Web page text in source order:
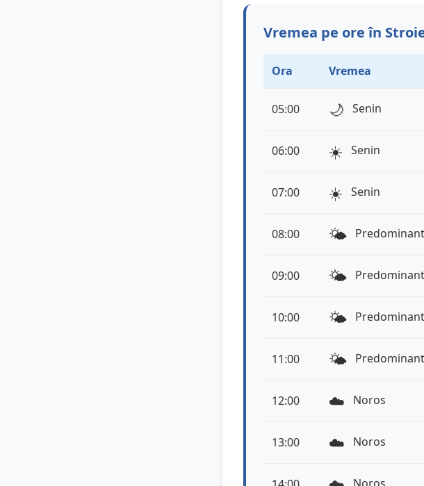
Vremea pe ore în
Ora Vremea
05:00 🌙 Senin
06:00 ☀️ Senin
07:00 ☀️ Senin
08:00 🌤️
09:00 🌤️
10:00 🌤️
11:00 🌤️
12:00 ☁️ Noros
13:00 ☁️ Noros